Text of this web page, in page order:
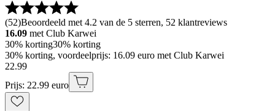
(52)Beoordeeld met 4.2 van de 5 sterren, 52 klantreviews
16.09 met Club Karwei
30% korting30% korting
30% korting, voordeelprijs: 16.09 euro met Club Karwei
22.99
Prijs: 22.99 euro